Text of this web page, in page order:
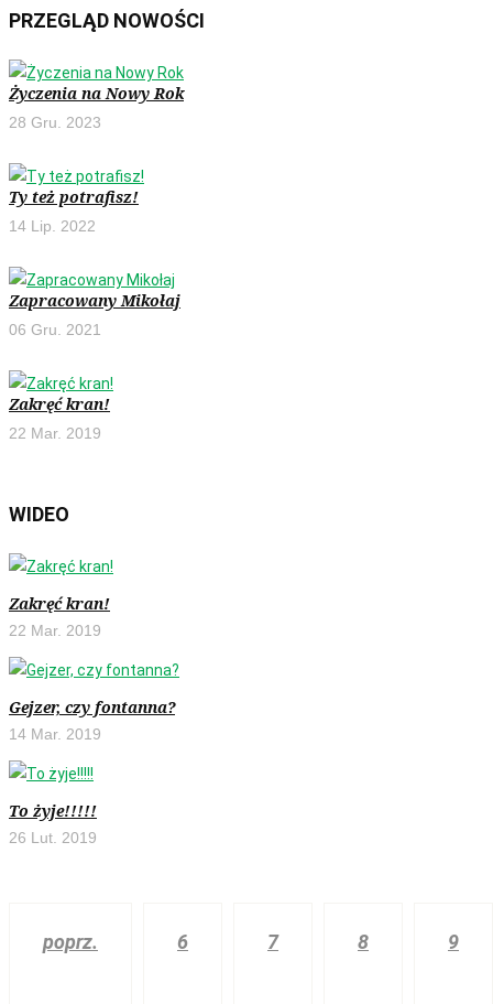
PRZEGLĄD NOWOŚCI
Życzenia na Nowy Rok
28 Gru. 2023
Ty też potrafisz!
14 Lip. 2022
Zapracowany Mikołaj
06 Gru. 2021
Zakręć kran!
22 Mar. 2019
WIDEO
Zakręć kran!
22 Mar. 2019
Gejzer, czy fontanna?
14 Mar. 2019
To żyje!!!!!
26 Lut. 2019
poprz. 6 7 8 9